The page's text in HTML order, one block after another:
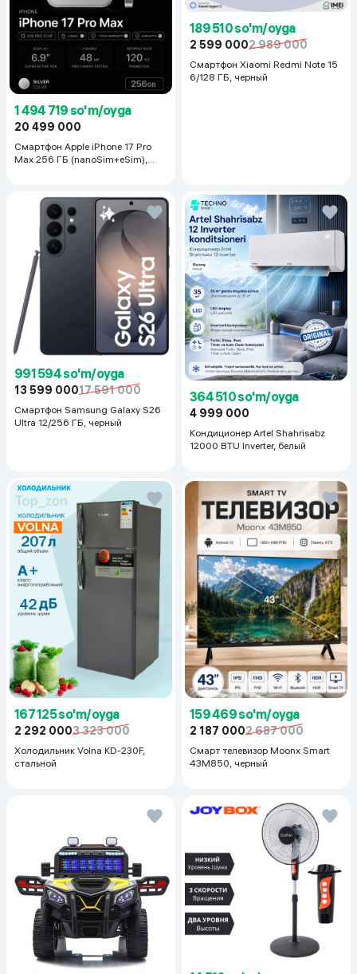
1 494 719 so'm/oyga
20 499 000
Смартфон Apple iPhone 17 Pro
Max 256 ГБ (nanoSim+eSim),
189 510 so'm/oyga
2 599 0002 989 000
Смартфон Xiaomi Redmi Note 15
6/128 ГБ, черный
991 594 so'm/oyga
13 599 00017 591 000
Смартфон Samsung Galaxy S26
Ultra 12/256 ГБ, черный
364 510 so'm/oyga
4 999 000
Кондиционер Artel Shahrisabz
12000 BTU Inverter, белый
167 125 so'm/oyga
2 292 0003 323 000
Холодильник Volna KD-230F,
стальной
159 469 so'm/oyga
2 187 0002 687 000
Смарт телевизор Moonx Smart
43M850, черный